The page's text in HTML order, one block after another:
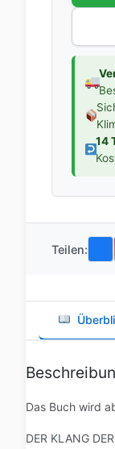
14
Teilen:
Das Buch wird
DER KLANG